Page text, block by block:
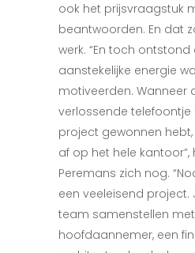
ook het prijsvraagstuk
beantwoorden. En dat
werk. “En toch
aanstekelijke energie
motiveerden. Wanneer
verlossende
project gewonnen
af op het hele kantoor”,
Peremans zich nog.
een veeleisend project.
team samenstellen
hoofdaannemer, een